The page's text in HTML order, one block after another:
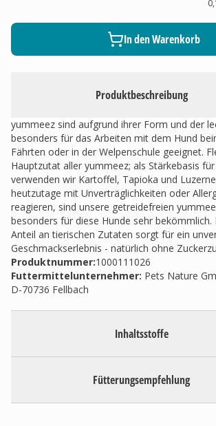
Produktbeschreibung
yummeez sind aufgrund ihrer Form und der
besonders für das Arbeiten mit dem Hund
Fährten oder in der Welpenschule geeignet.
Hauptzutat aller yummeez; als Stärkebasis
verwenden wir Kartoffel, Tapioka und
heutzutage mit Unverträglichkeiten oder
reagieren, sind unsere getreidefreien
besonders für diese Hunde sehr
Anteil an tierischen Zutaten sorgt für ein
Geschmackserlebnis - natürlich ohne
Produktnummer:1000111026
Futtermittelunternehmer: Pets Nature
D-70736 Fellbach
Inhaltsstoffe
Fütterungsempfehlung
In den Warenkorb